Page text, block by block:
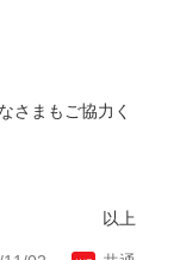
さまもご協力く
以上